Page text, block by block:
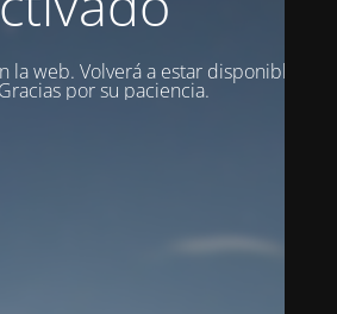
la web. Volverá a estar disponible en
por su paciencia.